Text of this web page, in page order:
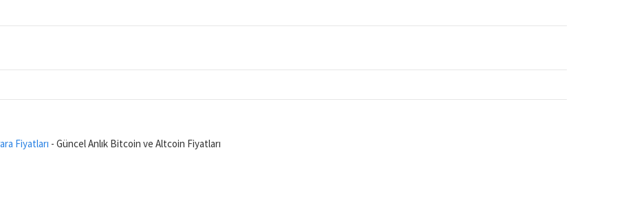
Fiyatları - Güncel Anlık Bitcoin ve Altcoin Fiyatları